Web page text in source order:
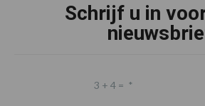
Schrijf u in
3 + 4 = *